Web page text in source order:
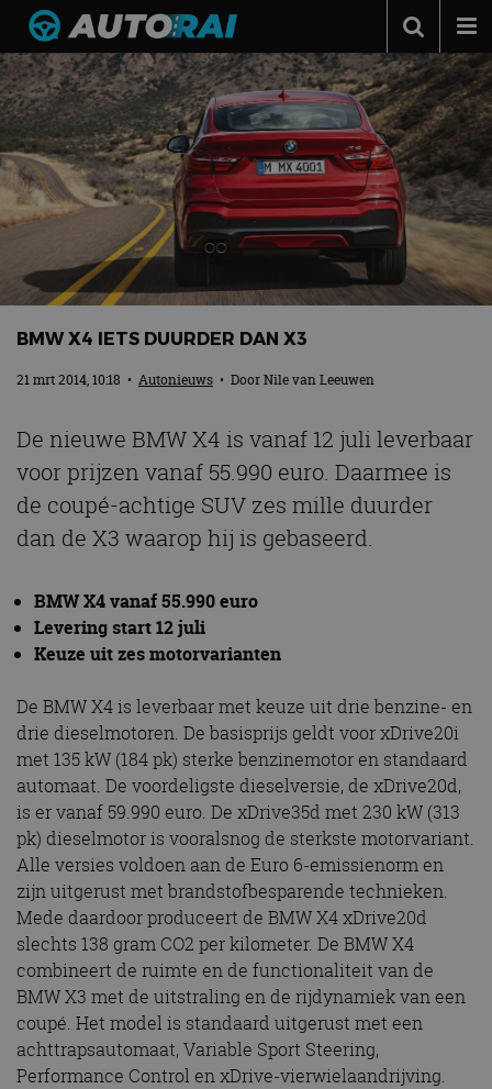
Autonieuws
Podcast
Autotests
Automerken
Adverteren
Contact
BMW X4 IETS DUURDER DAN X3
21 mrt 2014, 10:18 • Autonieuws • DoorNile van Leeuwen
De nieuwe BMW X4 is vanaf 12 juli leverbaar
voor prijzen vanaf 55.990 euro. Daarmee is
de coupé-achtige SUV zes mille duurder
dan de X3 waarop hij is gebaseerd.
BMW X4 vanaf 55.990 euro
Levering start 12 juli
Keuze uit zes motorvarianten
De BMW X4 is leverbaar met keuze uit drie benzine- en
drie dieselmotoren. De basisprijs geldt voor xDrive20i
met 135 kW (184 pk) sterke benzinemotor en standaard
automaat. De voordeligste dieselversie, de xDrive20d,
is er vanaf 59.990 euro. De xDrive35d met 230 kW (313
pk) dieselmotor is vooralsnog de sterkste motorvariant.
Alle versies voldoen aan de Euro 6-emissienorm en
zijn uitgerust met brandstofbesparende technieken.
Mede daardoor produceert de BMW X4 xDrive20d
slechts 138 gram CO2 per kilometer. De BMW X4
combineert de ruimte en de functionaliteit van de
BMW X3 met de uitstraling en de rijdynamiek van een
coupé. Het model is standaard uitgerust met een
achttrapsautomaat, Variable Sport Steering,
Performance Control en xDrive-vierwielaandrijving.